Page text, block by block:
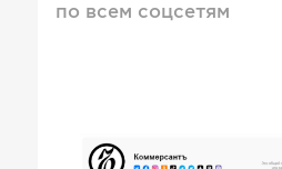
по всем соцсетям